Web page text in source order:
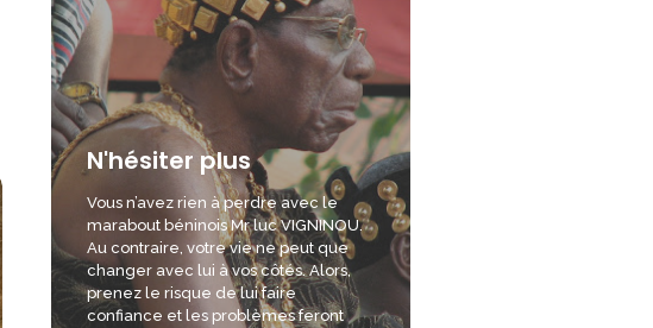
N'hésiter plus
Vous n’avez rien à perdre avec le
marabout béninois Mr luc VIGNINOU.
Au contraire, votre vie ne peut que
changer avec lui à vos côtés. Alors,
prenez le risque de lui faire
confiance et les problèmes feront